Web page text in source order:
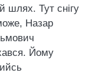
шлях. Тут снiгу
Назар
Йому